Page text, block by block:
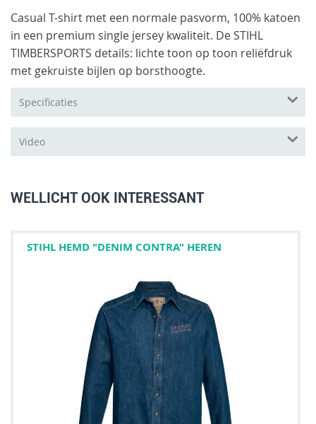
Casual T-shirt met een normale pasvorm, 100% katoen
in een premium single jersey kwaliteit. De STIHL
TIMBERSPORTS details: lichte toon op toon reliëfdruk
met gekruiste bijlen op borsthoogte.
Specificaties
Video
WELLICHT OOK INTERESSANT
STIHL HEMD "DENIM CONTRA" HEREN